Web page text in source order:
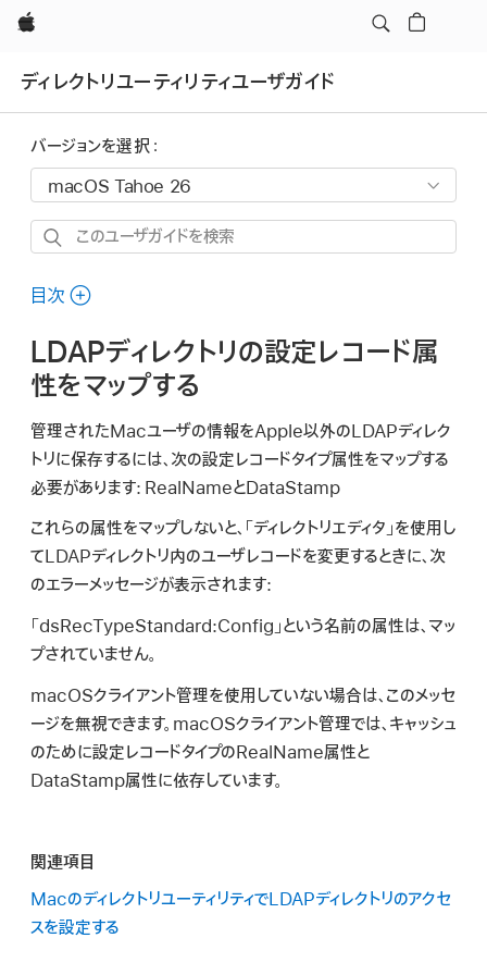
Apple
ディレクトリユーティリティユーザガイド
バージョンを選択：
こ
ユ
ザ
ガ
イ
ド
を
検
索
目次
LDAPディレクトリの設定レコード属
性をマップする
管理されたMacユーザの情報をApple以外のLDAPディレク
トリに保存するには、次の設定レコードタイプ属性をマップする
必要があります: RealNameとDataStamp
これらの属性をマップしないと、「ディレクトリエディタ」を使用し
てLDAPディレクトリ内のユーザレコードを変更するときに、次
のエラーメッセージが表示されます:
「dsRecTypeStandard:Config」という名前の属性は、マッ
プされていません。
macOSクライアント管理を使用していない場合は、このメッセ
ージを無視できます。macOSクライアント管理では、キャッシュ
のために設定レコードタイプのRealName属性と
DataStamp属性に依存しています。
関連項目
MacのディレクトリユーティリティでLDAPディレクトリのアクセ
スを設定する